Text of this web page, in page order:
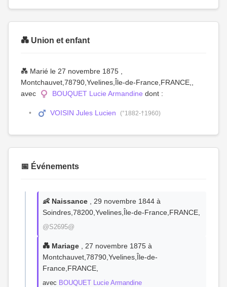
💑 Union et enfant
💑 Marié le 27 novembre 1875 ,
Montchauvet,78790,Yvelines,Île-de-France,FRANCE,,
avec
BOUQUET Lucie Armandine dont :
VOISIN Jules Lucien (°1882-†1960)
📅 Événements
👶 Naissance , 29 novembre 1844 à
Soindres,78200,Yvelines,Île-de-France,FRANCE,
@S2695@
💑 Mariage , 27 novembre 1875 à
Montchauvet,78790,Yvelines,Île-de-
France,FRANCE,
avec BOUQUET Lucie Armandine